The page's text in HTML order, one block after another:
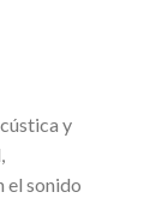
y
el sonido